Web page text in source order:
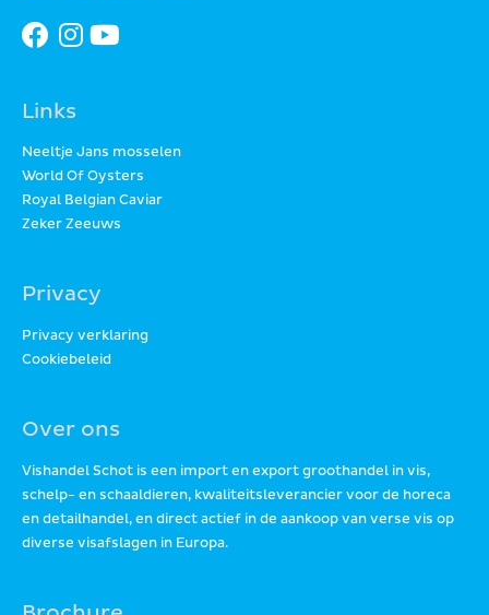
Links
Neeltje Jans mosselen
World Of Oysters
Royal Belgian Caviar
Zeker Zeeuws
Privacy
Privacy verklaring
Cookiebeleid
Over ons
Vishandel Schot is een import en export groothandel in vis,
schelp- en schaaldieren, kwaliteitsleverancier voor de horeca
en detailhandel, en direct actief in de aankoop van verse vis op
diverse visafslagen in Europa.